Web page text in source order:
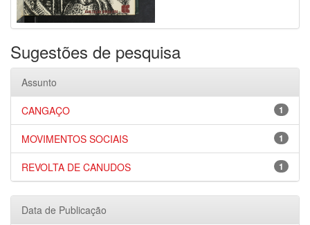
Sugestões de pesquisa
Assunto
1
CANGAÇO
1
MOVIMENTOS SOCIAIS
1
REVOLTA DE CANUDOS
Data de Publicação